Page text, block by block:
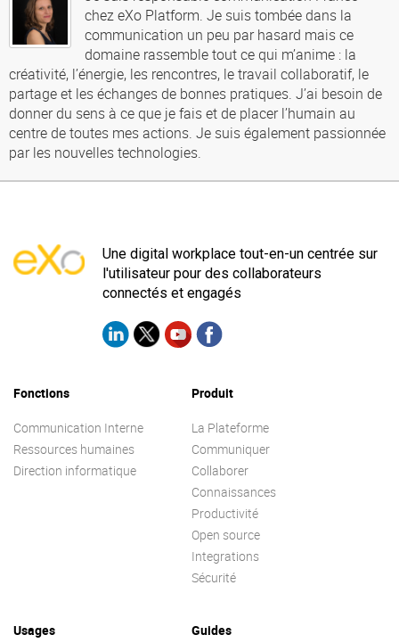
chez eXo Platform. Je suis tombée dans la
communication un peu par hasard mais ce
domaine rassemble tout ce qui m’anime : la
créativité, l’énergie, les rencontres, le travail collaboratif, le
partage et les échanges de bonnes pratiques. J’ai besoin de
donner du sens à ce que je fais et de placer l’humain au
centre de toutes mes actions. Je suis également passionnée
par les nouvelles technologies.
Une digital workplace tout-en-un centrée sur
l'utilisateur pour des collaborateurs
connectés et engagés
Fonctions
Communication Interne
Ressources humaines
Direction informatique
Produit
La Plateforme
Communiquer
Collaborer
Connaissances
Productivité
Open source
Integrations
Sécurité
Usages Guides